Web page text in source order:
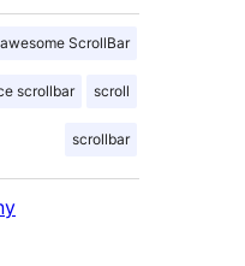
awesome ScrollBar
scrollbar scroll
scrollbar